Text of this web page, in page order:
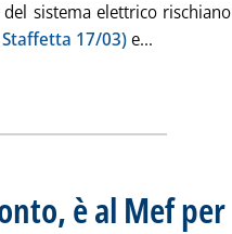
sistema elettrico rischiano
17/03)e...
è al Mef per